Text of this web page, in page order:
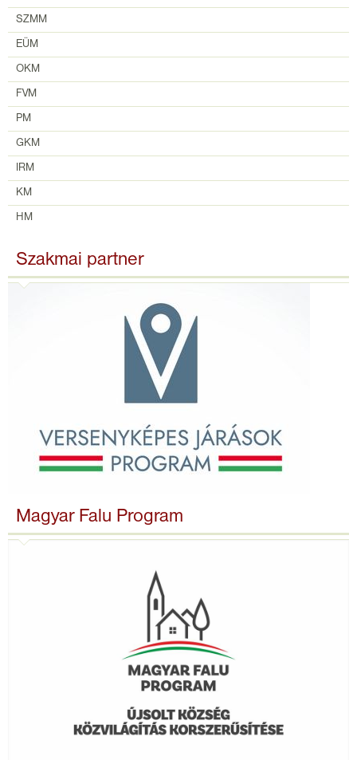
SZMM
EÜM
OKM
FVM
PM
GKM
IRM
KM
HM
Szakmai partner
Magyar Falu Program